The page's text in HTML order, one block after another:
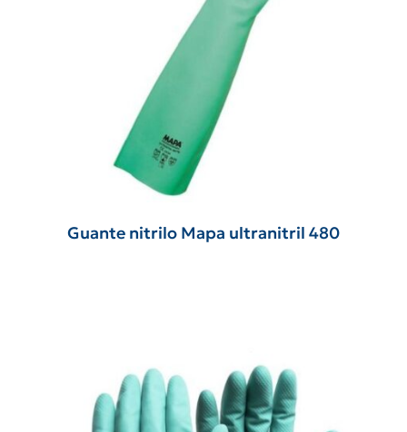
Guante nitrilo Mapa ultranitril 480